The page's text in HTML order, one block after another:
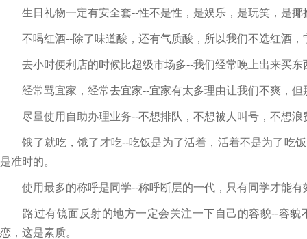
生日礼物一定有安全套--性不是性，是娱乐，是玩笑，是揶
不喝红酒--除了味道酸，还有气质酸，所以我们不选红酒，
去小时便利店的时候比超级市场多--我们经常晚上出来买东
经常骂宜家，经常去宜家--宜家有太多理由让我们不爽，但
尽量使用自助办理业务--不想排队，不想被人叫号，不想浪
饿了就吃，饿了才吃--吃饭是为了活着，活着不是为了吃饭
是准时的。
使用最多的称呼是同学--称呼断层的一代，只有同学才能有
路过有镜面反射的地方一定会关注一下自己的容貌--容貌
恋，这是素质。